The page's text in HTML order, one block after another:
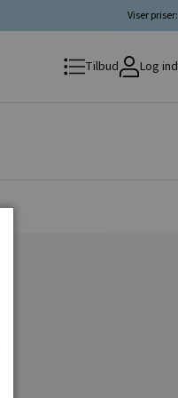
Viser priser:
Tilbud Log ind